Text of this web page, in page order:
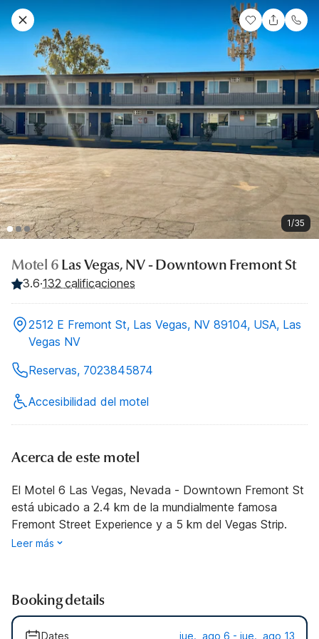
1/35
Motel 6 Las Vegas, NV - Downtown Fremont St
3.6·132 calificaciones
2512 E Fremont St, Las Vegas, NV 89104, USA, Las
Vegas NV
Reservas, 7023845874
Accesibilidad del motel
Acerca de este motel
El Motel 6 Las Vegas, Nevada - Downtown Fremont St
está ubicado a 2.4 km de la mundialmente famosa
Fremont Street Experience y a 5 km del Vegas Strip.
Leer más
Booking details
Dates jue., ago 6 - jue., ago 13